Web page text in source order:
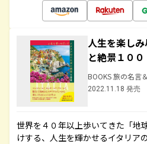
人生を楽し
と絶景１００
BOOKS 旅の名言
2022.11.18 発売
世界を４０年以上歩いてきた「地
けする、人生を輝かせるイタリア